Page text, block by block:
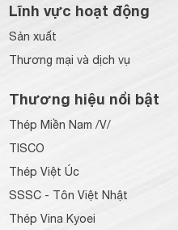
Lĩnh vực hoạt động
Sản xuất
Thương mại và dịch vụ
Thương hiệu nổi bật
Thép Miền Nam /V/
TISCO
Thép Việt Úc
SSSC - Tôn Việt Nhật
Thép Vina Kyoei